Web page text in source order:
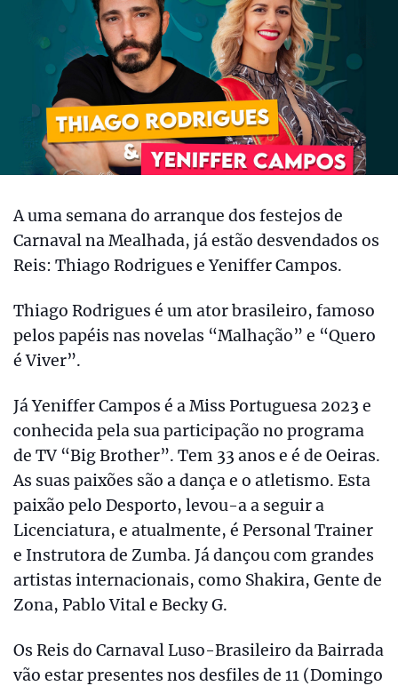
A uma semana do arranque dos festejos de
Carnaval na Mealhada, já estão desvendados os
Reis: Thiago Rodrigues e Yeniffer Campos.
Thiago Rodrigues é um ator brasileiro, famoso
pelos papéis nas novelas “Malhação” e “Quero
é Viver”.
Já Yeniffer Campos é a Miss Portuguesa 2023 e
conhecida pela sua participação no programa
de TV “Big Brother”. Tem 33 anos e é de Oeiras.
As suas paixões são a dança e o atletismo. Esta
paixão pelo Desporto, levou-a a seguir a
Licenciatura, e atualmente, é Personal Trainer
e Instrutora de Zumba. Já dançou com grandes
artistas internacionais, como Shakira, Gente de
Zona, Pablo Vital e Becky G.
Os Reis do Carnaval Luso-Brasileiro da Bairrada
vão estar presentes nos desfiles de 11 (Domingo